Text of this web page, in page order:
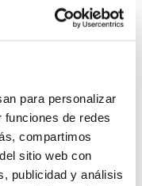
para personalizar
de redes
compartimos
sitio web con
publicidad y análisis
tubo